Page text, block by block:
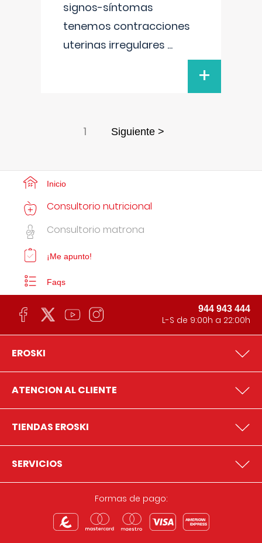
signos-síntomas
tenemos contracciones
uterinas irregulares ...
+
1 Siguiente >
Inicio
Consultorio nutricional
Consultorio matrona
¡Me apunto!
Faqs
944 943 444
L-S de 9:00h a 22:00h
EROSKI
ATENCION AL CLIENTE
TIENDAS EROSKI
SERVICIOS
Formas de pago: